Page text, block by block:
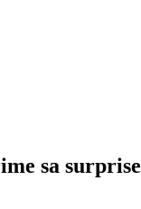
sa surprise